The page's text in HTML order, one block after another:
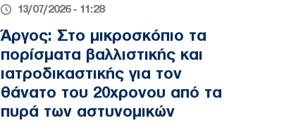
13/07/2026 - 11:28
Άργος: Στο μικροσκόπιο τα
πορίσματα βαλλιστικής και
ιατροδικαστικής για τον
θάνατο του 20χρονου από τα
πυρά των αστυνομικών